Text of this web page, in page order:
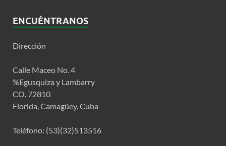
ENCUÉNTRANOS
Dirección
Calle Maceo No. 4
%Egusquiza y Lambarry
CO. 72810
Florida, Camagüey, Cuba
Teléfono: (53)(32)513516